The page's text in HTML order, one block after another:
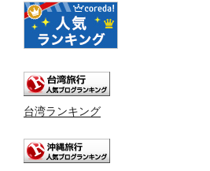
台湾ランキング